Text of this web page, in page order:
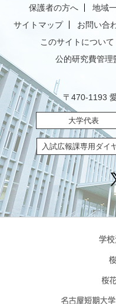
保護者の方へ
地域
サイトマップ
お問い合
このサイトについて
公的研究費管理
〒470-1193
大学代表
入試広報課専用ダイ